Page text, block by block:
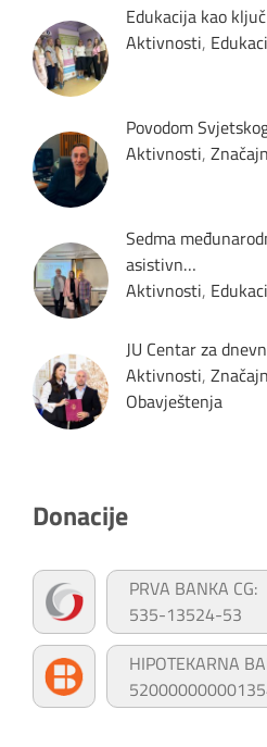
Edukacija kao
Aktivnosti,
Povodom
Aktivnosti,
Sedma
asistivn…
Aktivnosti,
JU Centar za
Aktivnosti,
Obavještenja
Donacije
PRVA BANKA CG:
535-13524-53
HIPOTEKARNA